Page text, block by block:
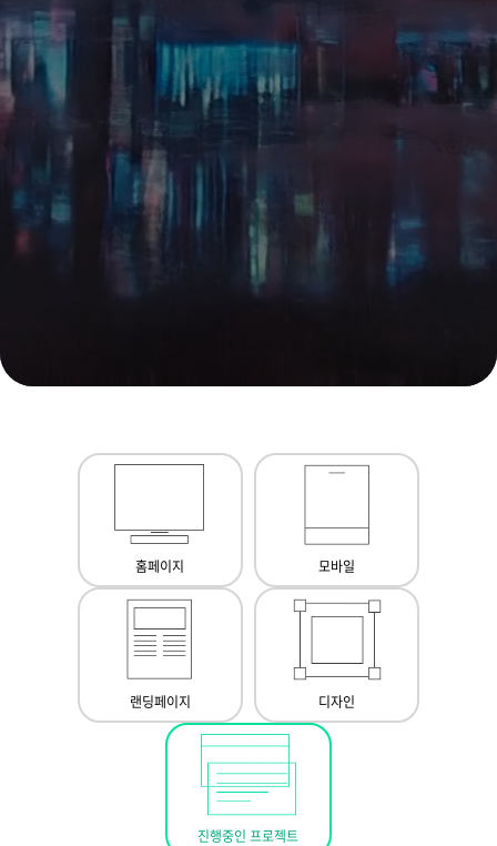
홈페이지 모바일
랜딩페이지 디자인
진행중인 프로젝트